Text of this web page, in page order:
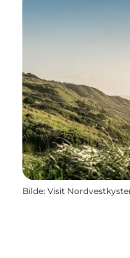
Bilde: Visit